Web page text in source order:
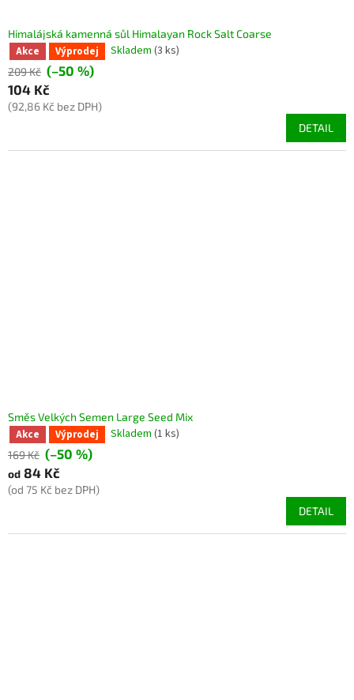
Himalájská kamenná sůl Himalayan Rock Salt Coarse
Akce Výprodej Skladem (3 ks)
209 Kč (–50 %)
104 Kč
(92,86 Kč bez DPH)
DETAIL
Směs Velkých Semen Large Seed Mix
Akce Výprodej Skladem (1 ks)
169 Kč (–50 %)
od 84 Kč
(od 75 Kč bez DPH)
DETAIL